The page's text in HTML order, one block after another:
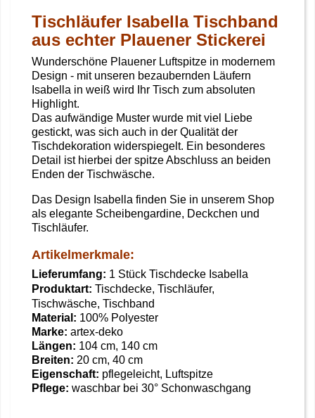
Tischläufer Isabella Tischband
aus echter Plauener Stickerei
Wunderschöne Plauener Luftspitze in modernem
Design - mit unseren bezaubernden Läufern
Isabella in weiß wird Ihr Tisch zum absoluten
Highlight.
Das aufwändige Muster wurde mit viel Liebe
gestickt, was sich auch in der Qualität der
Tischdekoration widerspiegelt. Ein besonderes
Detail ist hierbei der spitze Abschluss an beiden
Enden der Tischwäsche.
Das Design Isabella finden Sie in unserem Shop
als elegante Scheibengardine, Deckchen und
Tischläufer.
Artikelmerkmale:
Lieferumfang: 1 Stück Tischdecke Isabella
Produktart: Tischdecke, Tischläufer,
Tischwäsche, Tischband
Material: 100% Polyester
Marke: artex-deko
Längen: 104 cm, 140 cm
Breiten: 20 cm, 40 cm
Eigenschaft: pflegeleicht, Luftspitze
Pflege: waschbar bei 30° Schonwaschgang